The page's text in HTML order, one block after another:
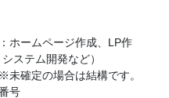
ホームページ作成、LP作
ステム開発など）
未確定の場合は結構です。
号